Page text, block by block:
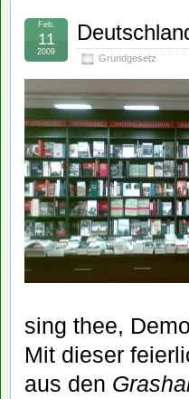
Grundgesetz
Feb.
11
2009
sing thee,
Mit dieser
aus den